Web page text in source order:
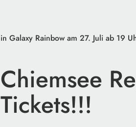
in Galaxy Rainbow am 27. Juli ab 19
Chiemsee
Tickets!!!